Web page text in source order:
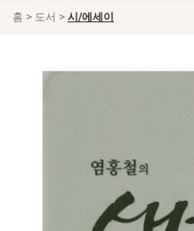
홈 > 도서 > 시/에세이